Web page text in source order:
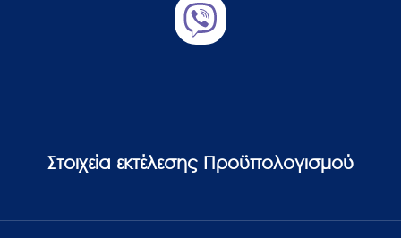
Στοιχεία εκτέλεσης Προϋπολογισμού